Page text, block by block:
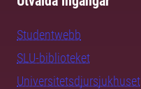
Studentwebb
SLU-biblioteket
Universitetsdjursjukhuset